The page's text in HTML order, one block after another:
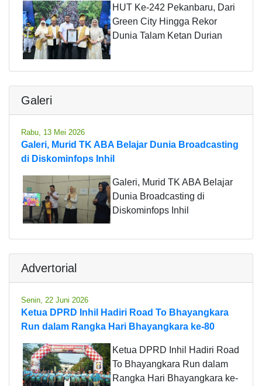
HUT Ke-242 Pekanbaru, Dari
Green City Hingga Rekor
Dunia Talam Ketan Durian
Galeri
Rabu, 13 Mei 2026
Galeri, Murid TK ABA Belajar Dunia Broadcasting
di Diskominfops Inhil
Galeri, Murid TK ABA Belajar
Dunia Broadcasting di
Diskominfops Inhil
Advertorial
Senin, 22 Juni 2026
Ketua DPRD Inhil Hadiri Road To Bhayangkara
Run dalam Rangka Hari Bhayangkara ke-80
Ketua DPRD Inhil Hadiri Road
To Bhayangkara Run dalam
Rangka Hari Bhayangkara ke-